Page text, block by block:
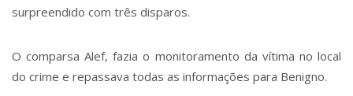
surpreendido com três disparos.
O comparsa Alef, fazia o monitoramento da vítima no local
do crime e repassava todas as informações para Benigno.